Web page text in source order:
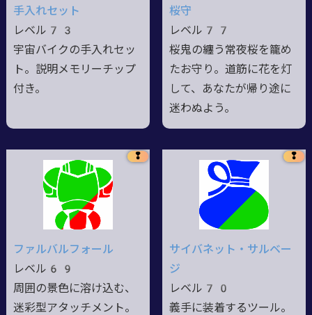
手入れセット
レベル73
宇宙バイクの手入れセッ
ト。説明メモリーチップ
付き。
桜守
レベル77
桜鬼の纏う常夜桜を籠め
たお守り。道筋に花を灯
して、あなたが帰り途に
迷わぬよう。
❢
ファルバルフォール
レベル69
周囲の景色に溶け込む、
迷彩型アタッチメント。
❢
サイバネット・サルベー
ジ
レベル70
義手に装着するツール。